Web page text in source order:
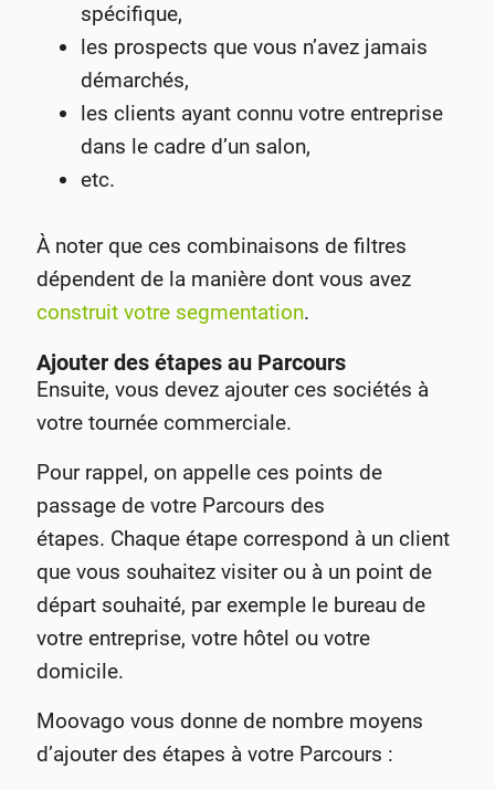
spécifique,
les prospects que vous n’avez jamais
démarchés,
les clients ayant connu votre entreprise
dans le cadre d’un salon,
etc.
À noter que ces combinaisons de filtres
dépendent de la manière dont vous avez
construit votre segmentation.
Ajouter des étapes au Parcours
Ensuite, vous devez ajouter ces sociétés à
votre tournée commerciale.
Pour rappel, on appelle ces points de
passage de votre Parcours des
étapes. Chaque étape correspond à un client
que vous souhaitez visiter ou à un point de
départ souhaité, par exemple le bureau de
votre entreprise, votre hôtel ou votre
domicile.
Moovago vous donne de nombre moyens
d’ajouter des étapes à votre Parcours :